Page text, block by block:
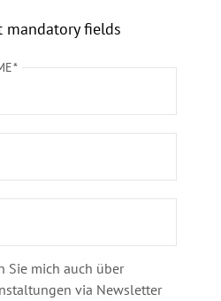
mandatory fields
Sie mich auch über
via Newsletter